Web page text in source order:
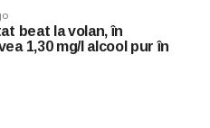
beat la volan, în
1,30 mg/l alcool pur în